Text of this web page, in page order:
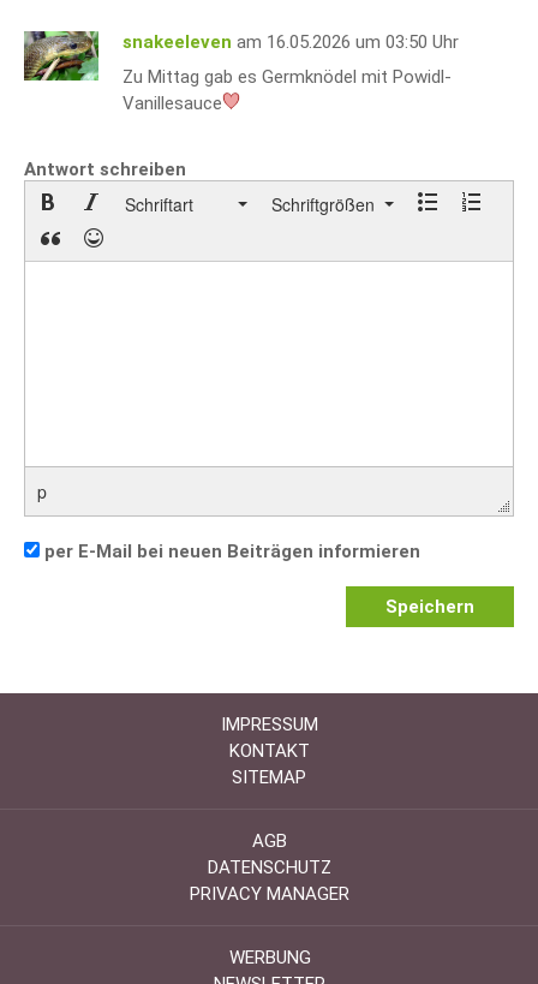
snakeeleven am 16.05.2026 um 03:50 Uhr
Zu Mittag gab es Germknödel mit Powidl-
Vanillesauce
Antwort schreiben
Schriftart Schriftgrößen
p
per E-Mail bei neuen Beiträgen informieren
Speichern
IMPRESSUM
KONTAKT
SITEMAP
AGB
DATENSCHUTZ
PRIVACY MANAGER
WERBUNG